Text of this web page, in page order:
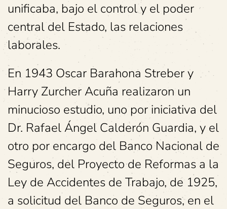
unificaba, bajo el control y el poder
central del Estado, las relaciones
laborales.
En 1943 Oscar Barahona Streber y
Harry Zurcher Acuña realizaron un
minucioso estudio, uno por iniciativa del
Dr. Rafael Ángel Calderón Guardia, y el
otro por encargo del Banco Nacional de
Seguros, del Proyecto de Reformas a la
Ley de Accidentes de Trabajo, de 1925,
a solicitud del Banco de Seguros, en el